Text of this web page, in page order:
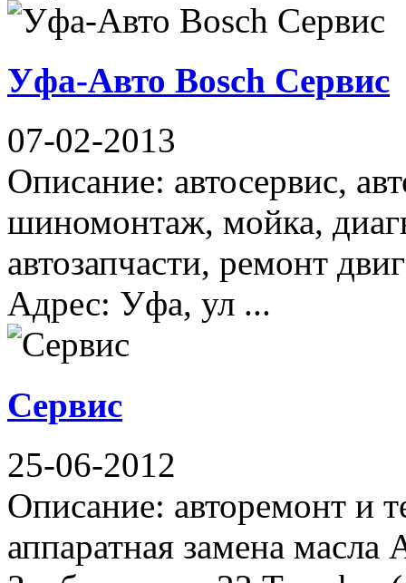
Уфа-Авто Bosch Сервис
07-02-2013
Описание: автосервис,
шиномонтаж, мойка,
автозапчасти, ремонт
Адрес: Уфа, ул ...
Сервис
25-06-2012
Описание: авторемонт и
аппаратная замена